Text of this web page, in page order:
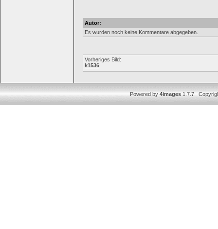
Autor:
Es wurden noch keine Kommentare abgegeben.
Vorheriges Bild:
k1536
Powered by4images1.7.7